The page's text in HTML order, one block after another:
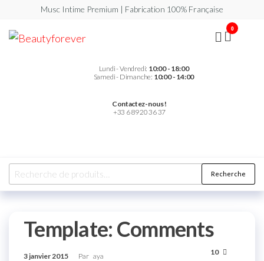
Musc Intime Premium | Fabrication 100% Française
Lundi - Vendredi: 10:00 - 18:00
Samedi - Dimanche: 10:00 - 14:00
Contactez-nous !
+33 6 89 20 36 37
0
Recherche
Template: Comments
3 janvier 2015 Par aya 10